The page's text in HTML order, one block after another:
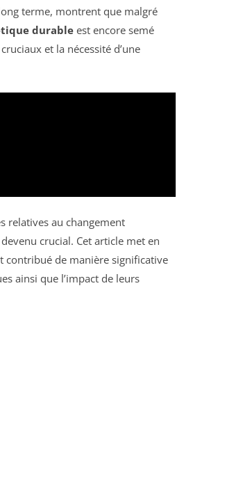
terme, montrent que malgré
durableest encore semé
et la nécessité d’une
relatives au changement
crucial. Cet article met en
contribué de manière significative
ainsi que l’impact de leurs